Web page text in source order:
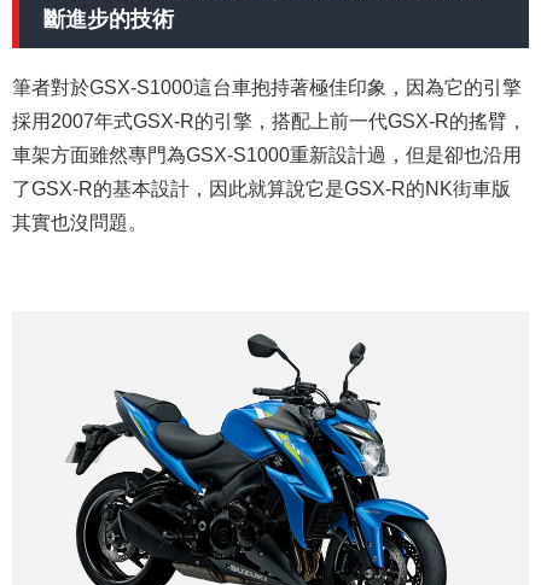
斷進步的技術
筆者對於GSX-S1000這台車抱持著極佳印象，因為它的引擎
採用2007年式GSX-R的引擎，搭配上前一代GSX-R的搖臂，
車架方面雖然專門為GSX-S1000重新設計過，但是卻也沿用
了GSX-R的基本設計，因此就算說它是GSX-R的NK街車版
其實也沒問題。